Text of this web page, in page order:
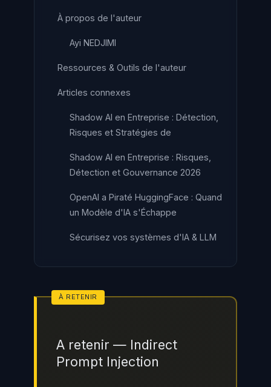
À propos de l'auteur
Ayi NEDJIMI
Ressources & Outils de l'auteur
Articles connexes
Shadow AI en Entreprise : Détection,
Risques et Stratégies de
Shadow AI en Entreprise : Risques,
Détection et Gouvernance 2026
OpenAI a Piraté HuggingFace : Quand
un Modèle d'IA s'Échappe
Sécurisez vos systèmes d'IA & LLM
A retenir — Indirect
Prompt Injection